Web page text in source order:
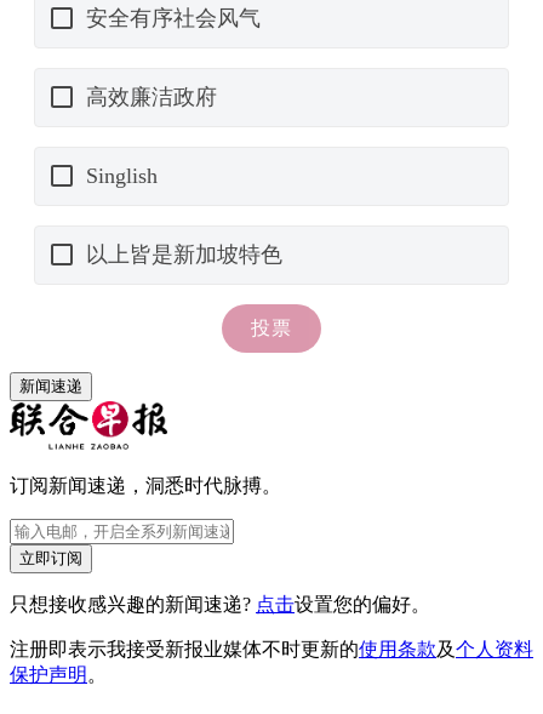
新闻速递
订阅新闻速递，洞悉时代脉搏。
立即订阅
只想接收感兴趣的新闻速递? 点击设置您的偏好。
注册即表示我接受新报业媒体不时更新的使用条款及个人资料
保护声明 。